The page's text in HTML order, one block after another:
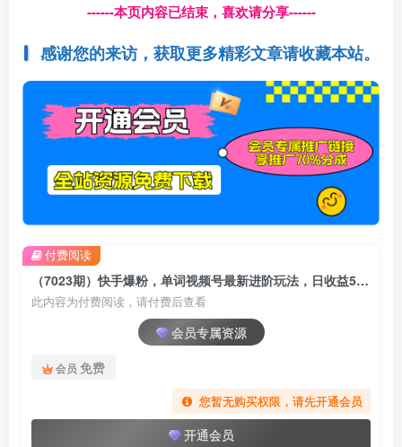
------本页内容已结束，喜欢请分享------
感谢您的来访，获取更多精彩文章请收藏本站。
（7023期）快手爆粉，单词视频号最新进阶玩法，日收益500+（教程+素材）
此内容为付费阅读，请付费后查看
会员专属资源
会员 免费
您暂无购买权限，请先开通会员
开通会员
付费阅读